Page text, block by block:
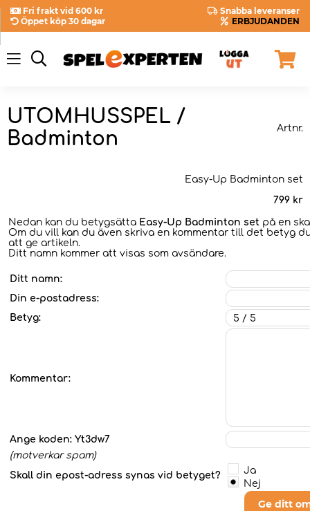
Fri frakt vid 600 kr
Snabba leveranser
Öppet köp 30 dagar
ERBJUDANDEN
UTOMHUSSPEL /
Badminton
Artnr.
Easy-Up Badminton set
799 kr
Nedan kan du betygsätta Easy-Up Badminton set på en
Om du vill kan du även skriva en kommentar till det betyg
att ge artikeln.
Ditt namn kommer att visas som avsändare.
Ditt namn:
Din e-postadress:
Betyg:
Kommentar:
Ange koden: Yt3dw7
(motverkar spam)
Skall din epost-adress synas vid betyget?
Ja
Nej
Ge ditt